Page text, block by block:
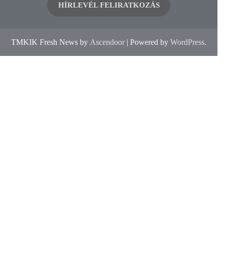
HÍRLEVÉL FELIRATKOZÁS
TMKIK Fresh News by Ascendoor | Powered by WordPress.